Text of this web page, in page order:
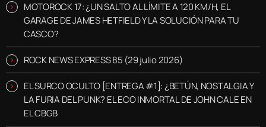
MOTOROCK 17: ¿UN SALTO AL LÍMITE A 120 KM/H, EL
GARAGE DE JAMES HETFIELD Y LA SOLUCIÓN PARA TU
CASCO?
ROCK NEWS EXPRESS 85 (29 julio 2026)
EL SURCO OCULTO [ENTREGA #1]: ¿BETÚN, NOSTALGIA Y
LA FURIA DEL PUNK? EL ECO INMORTAL DE JOHN CALE EN
EL CBGB